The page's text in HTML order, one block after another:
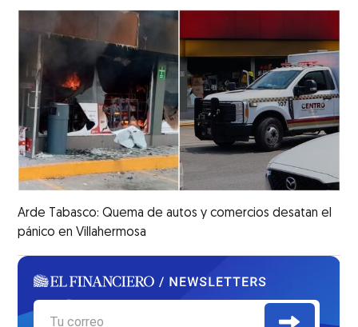
Arde Tabasco: Quema de autos y comercios desatan el
pánico en Villahermosa